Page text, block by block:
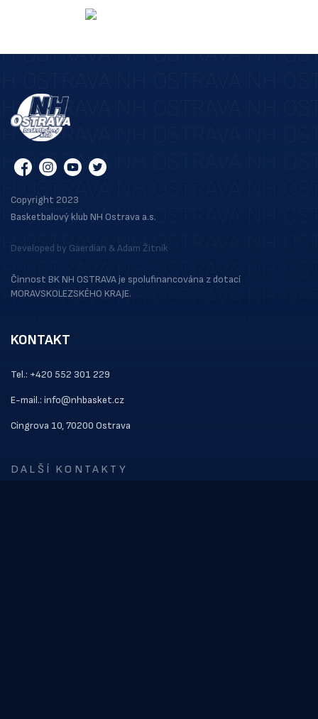
Copyright 2023
Basketbalový klub NH Ostrava a.s.
Developed by Gaerdian &Adam Žitník
Činnost BK NH OSTRAVA je spolufinancována z dotací
MORAVSKOLEZSKÉHO KRAJE.
KONTAKT
Tel.: +420 552 301 229
E-mail.: info@nhbasket.cz
Cingrova 10, 70200 Ostrava
DALŠÍ KONTAKTY